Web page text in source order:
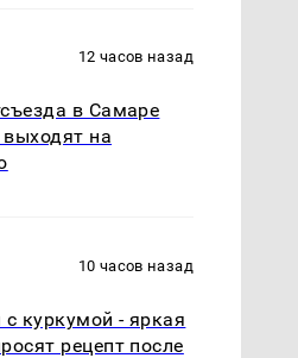
12 часов назад
в Самаре
на
10 часов назад
куркумой - яркая
рецепт после